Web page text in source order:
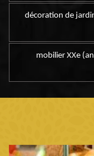
décoration de
mobilier XXe